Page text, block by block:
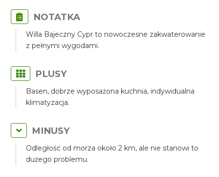
NOTATKA
Willa Bajeczny Cypr to nowoczesne zakwaterowanie
z pełnymi wygodami.
PLUSY
Basen, dobrze wyposażona kuchnia, indywidualna
klimatyzacja.
MINUSY
Odległość od morza około 2 km, ale nie stanowi to
dużego problemu.